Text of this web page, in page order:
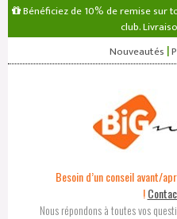
Bénéficiez de 10% de remise sur
club.
Nouveautés |
Besoin d’un conseil avant/
!
Nous répondons à toutes vos